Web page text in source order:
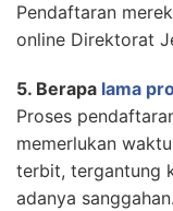
Pendaftaran
online Direktorat
5. Berapa lama
Proses
memerlukan
terbit, tergantung
adanya sanggahan.